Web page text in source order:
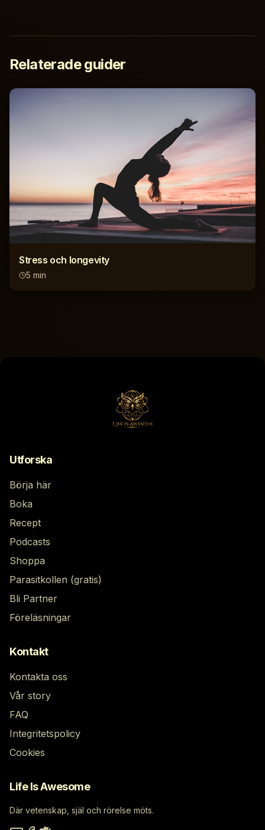
Relaterade guider
Stress och longevity
5 min
Utforska
Börja här
Boka
Recept
Podcasts
Shoppa
Parasitkollen (gratis)
Bli Partner
Föreläsningar
Kontakt
Kontakta oss
Vår story
FAQ
Integritetspolicy
Cookies
Life Is Awesome
Där vetenskap, själ och rörelse möts.